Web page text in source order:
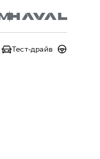
Тест-драйв